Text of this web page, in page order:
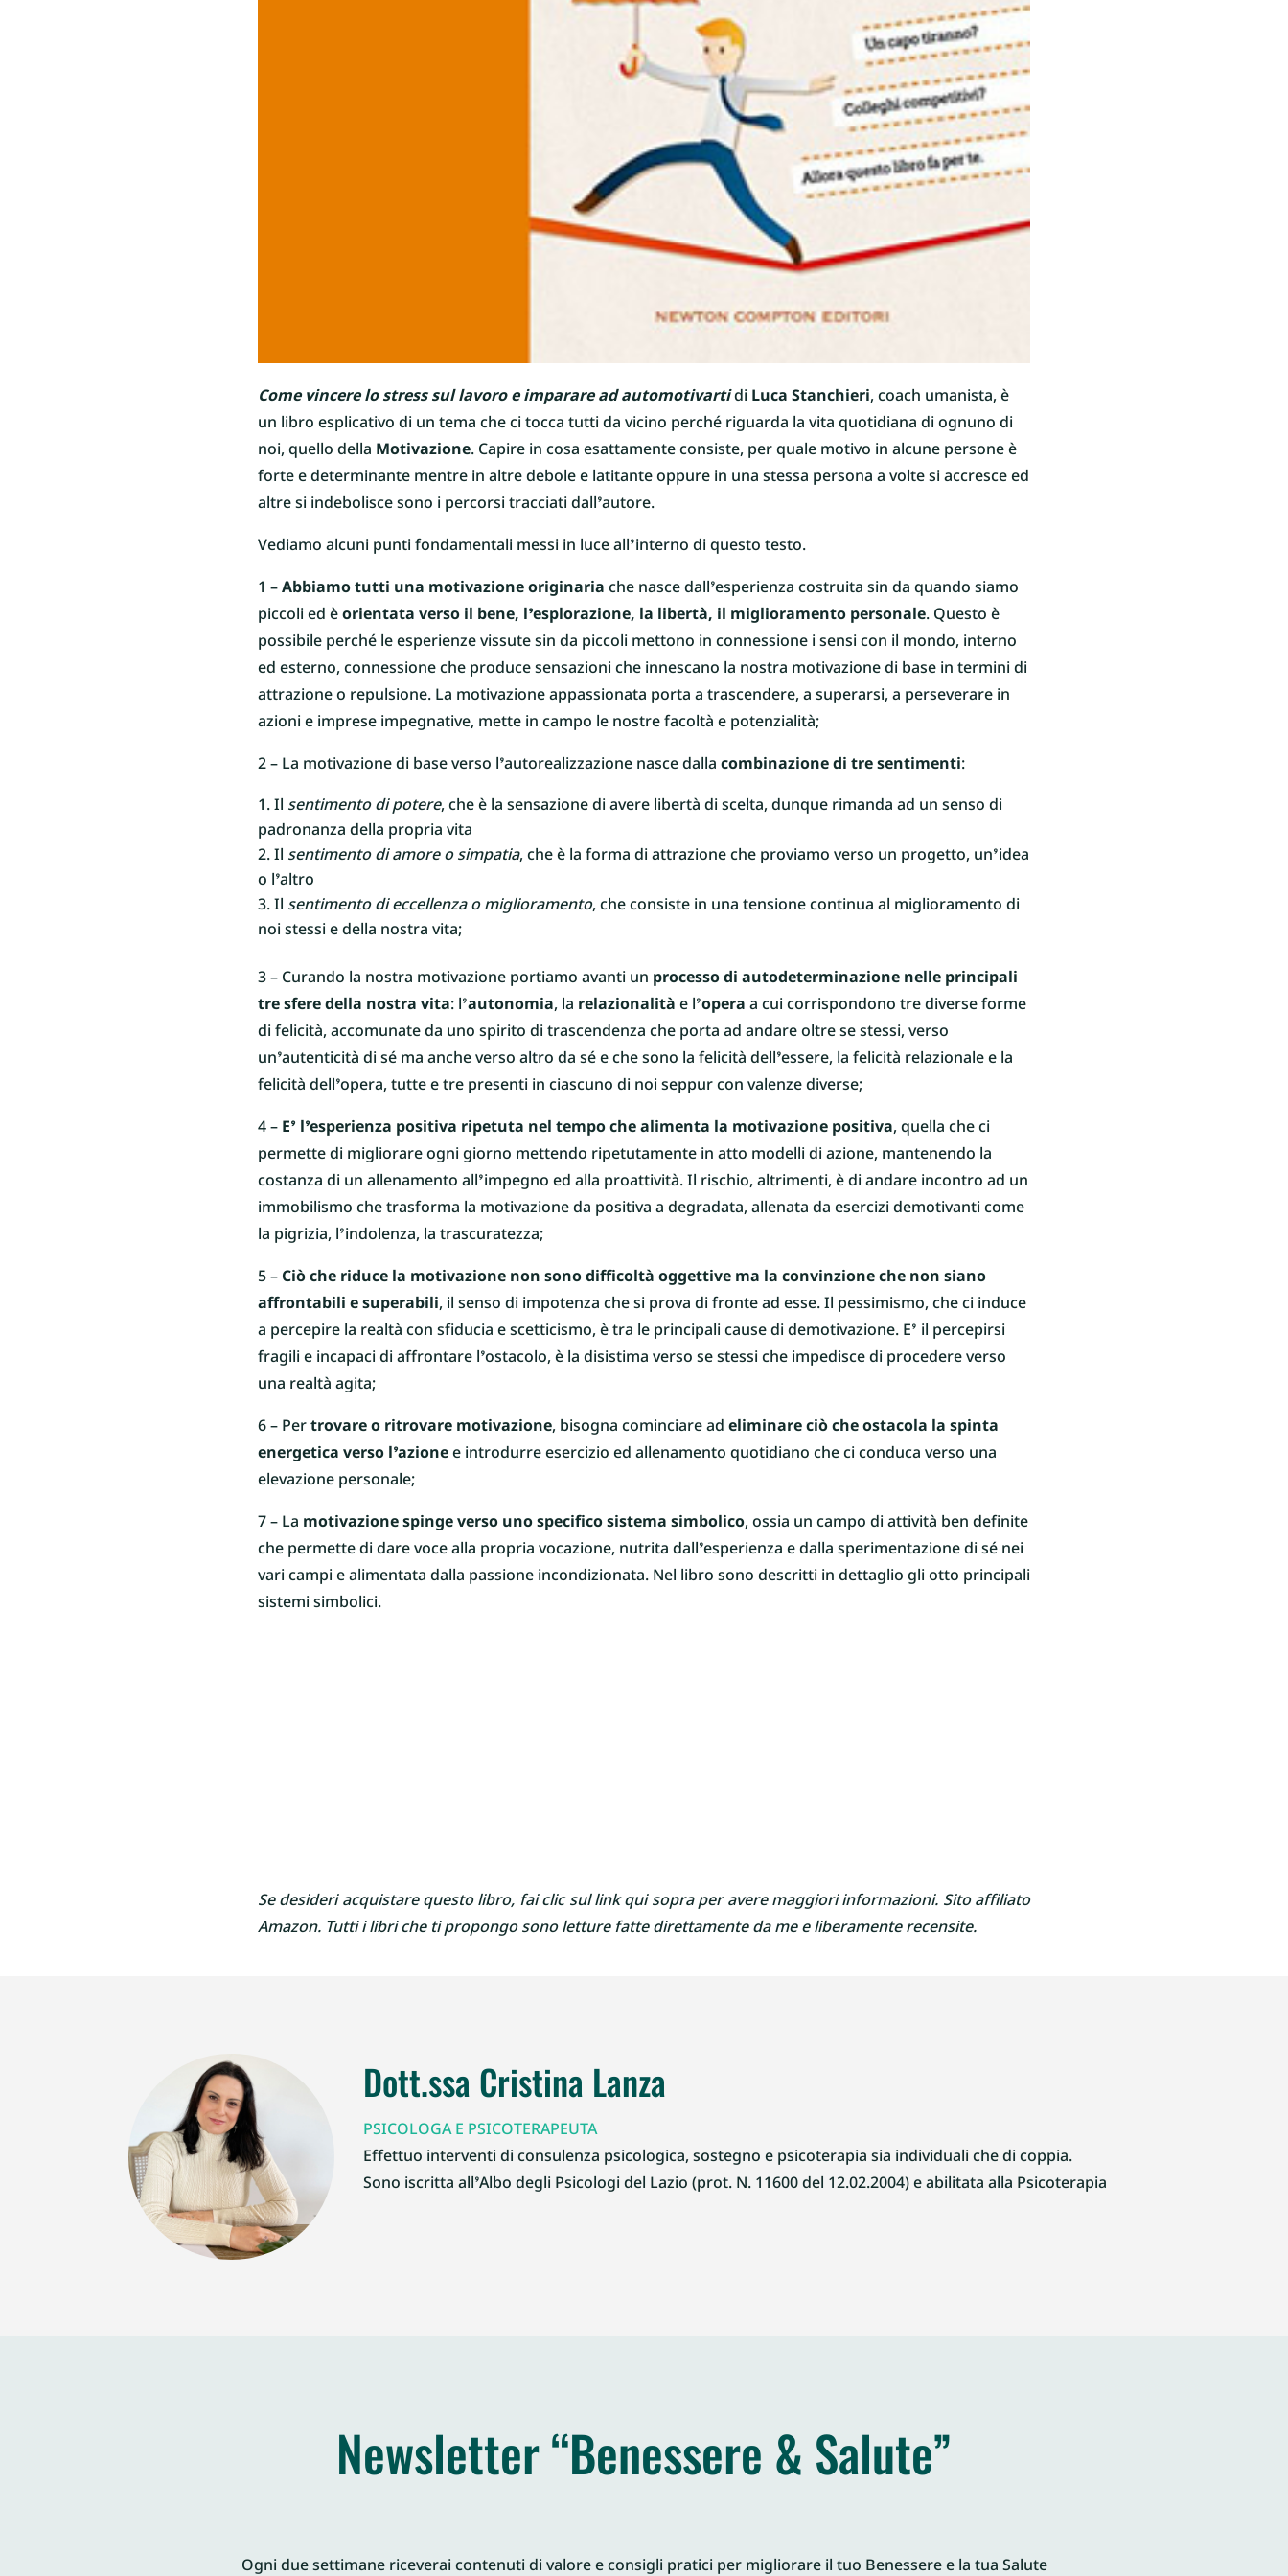
Come vincere lo stress sul lavoro e imparare ad automotivartidiLuca Stanchieri, coach umanista, è
un libro esplicativo di un tema che ci tocca tutti da vicino perché riguarda la vita quotidiana di ognuno di
noi, quello dellaMotivazione. Capire in cosa esattamente consiste, per quale motivo in alcune persone è
forte e determinante mentre in altre debole e latitante oppure in una stessa persona a volte si accresce ed
altre si indebolisce sono i percorsi tracciati dall’autore.
Vediamo alcuni punti fondamentali messi in luce all’interno di questo testo.
1 –Abbiamo tutti una motivazione originariache nasce dall’esperienza costruita sin da quando siamo
piccoli ed èorientata verso il bene, l’esplorazione, la libertà, il miglioramento personale. Questo è
possibile perché le esperienze vissute sin da piccoli mettono in connessione i sensi con il mondo, interno
ed esterno, connessione che produce sensazioni che innescano la nostra motivazione di base in termini di
attrazione o repulsione. La motivazione appassionata porta a trascendere, a superarsi, a perseverare in
azioni e imprese impegnative, mette in campo le nostre facoltà e potenzialità;
2 – La motivazione di base verso l’autorealizzazione nasce dallacombinazione di tre sentimenti:
Ilsentimento di potere, che è la sensazione di avere libertà di scelta, dunque rimanda ad un senso di
padronanza della propria vita
Ilsentimento di amore o simpatia, che è la forma di attrazione che proviamo verso un progetto, un’idea
o l’altro
Ilsentimento di eccellenza o miglioramento, che consiste in una tensione continua al miglioramento di
noi stessi e della nostra vita;
3 – Curando la nostra motivazione portiamo avanti unprocesso di autodeterminazione nelle principali
tre sfere della nostra vita: l’autonomia, larelazionalitàe l’operaa cui corrispondono tre diverse forme
di felicità, accomunate da uno spirito di trascendenza che porta ad andare oltre se stessi, verso
un’autenticità di sé ma anche verso altro da sé e che sono la felicità dell’essere, la felicità relazionale e la
felicità dell’opera, tutte e tre presenti in ciascuno di noi seppur con valenze diverse;
4 –E’ l’esperienza positiva ripetuta nel tempo che alimenta la motivazione positiva, quella che ci
permette di migliorare ogni giorno mettendo ripetutamente in atto modelli di azione, mantenendo la
costanza di un allenamento all’impegno ed alla proattività. Il rischio, altrimenti, è di andare incontro ad un
immobilismo che trasforma la motivazione da positiva a degradata, allenata da esercizi demotivanti come
la pigrizia, l’indolenza, la trascuratezza;
5 –Ciò che riduce la motivazione non sono difficoltà oggettive ma la convinzione che non siano
affrontabili e superabili, il senso di impotenza che si prova di fronte ad esse. Il pessimismo, che ci induce
a percepire la realtà con sfiducia e scetticismo, è tra le principali cause di demotivazione. E’ il percepirsi
fragili e incapaci di affrontare l’ostacolo, è la disistima verso se stessi che impedisce di procedere verso
una realtà agita;
6 – Pertrovare o ritrovare motivazione, bisogna cominciare adeliminare ciò che ostacola la spinta
energetica verso l’azionee introdurre esercizio ed allenamento quotidiano che ci conduca verso una
elevazione personale;
7 – Lamotivazione spinge verso uno specifico sistema simbolico, ossia un campo di attività ben definite
che permette di dare voce alla propria vocazione, nutrita dall’esperienza e dalla sperimentazione di sé nei
vari campi e alimentata dalla passione incondizionata. Nel libro sono descritti in dettaglio gli otto principali
sistemi simbolici.
Se desideri acquistare questo libro, fai clic sul link qui sopra per avere maggiori informazioni. Sito affiliato
Amazon. Tutti i libri che ti propongo sono letture fatte direttamente da me e liberamente recensite.
Dott.ssa Cristina Lanza
PSICOLOGA E PSICOTERAPEUTA
Effettuo interventi di consulenza psicologica, sostegno e psicoterapia sia individuali che di coppia.
Sono iscritta all’Albo degli Psicologi del Lazio (prot. N. 11600 del 12.02.2004) e abilitata alla Psicoterapia
Newsletter “Benessere & Salute”
Ogni due settimane riceverai contenuti di valore e consigli pratici per migliorare il tuo Benessere e la tua Salute